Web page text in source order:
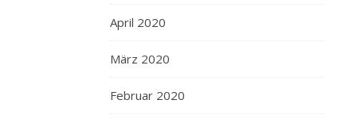
April 2020
März 2020
Februar 2020